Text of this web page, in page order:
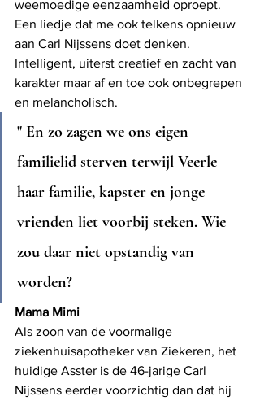
weemoedige eenzaamheid oproept.
Een liedje dat me ook telkens opnieuw
aan Carl Nijssens doet denken.
Intelligent, uiterst creatief en zacht van
karakter maar af en toe ook onbegrepen
en melancholisch.
" En zo zagen we ons eigen
familielid sterven terwijl Veerle
haar familie, kapster en jonge
vrienden liet voorbij steken. Wie
zou daar niet opstandig van
worden?
Mama Mimi
Als zoon van de voormalige
ziekenhuisapotheker van Ziekeren, het
huidige Asster is de 46-jarige Carl
Nijssens eerder voorzichtig dan dat hij